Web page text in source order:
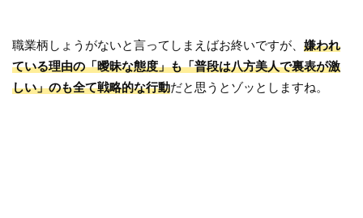
職業柄しょうがないと言ってしまえばお終いですが、嫌われ
ている理由の「曖昧な態度」も「普段は八方美人で裏表が激
しい」のも全て戦略的な行動だと思うとゾッとしますね。